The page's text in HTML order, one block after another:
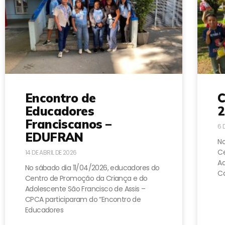
Encontro de
Educadores
Franciscanos –
EDUFRAN
14 DE ABRIL DE 2026
No sábado dia 11/04/2026, educadores do
Centro de Promoção da Criança e do
Adolescente São Francisco de Assis –
CPCA participaram do “Encontro de
Educadores
6